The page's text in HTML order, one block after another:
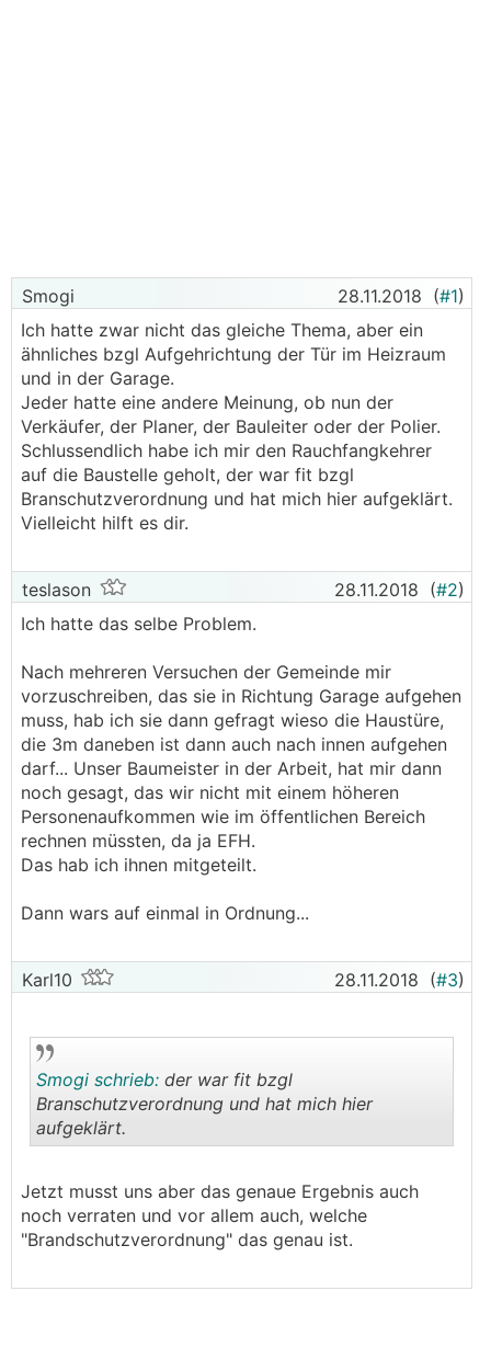
Smogi 28.11.2018 (#1)
Ich hatte zwar nicht das gleiche Thema, aber ein
ähnliches bzgl Aufgehrichtung der Tür im Heizraum
und in der Garage.
Jeder hatte eine andere Meinung, ob nun der
Verkäufer, der Planer, der Bauleiter oder der Polier.
Schlussendlich habe ich mir den Rauchfangkehrer
auf die Baustelle geholt, der war fit bzgl
Branschutzverordnung und hat mich hier aufgeklärt.
Vielleicht hilft es dir.
teslason 28.11.2018 (#2)
Ich hatte das selbe Problem.
Nach mehreren Versuchen der Gemeinde mir
vorzuschreiben, das sie in Richtung Garage aufgehen
muss, hab ich sie dann gefragt wieso die Haustüre,
die 3m daneben ist dann auch nach innen aufgehen
darf... Unser Baumeister in der Arbeit, hat mir dann
noch gesagt, das wir nicht mit einem höheren
Personenaufkommen wie im öffentlichen Bereich
rechnen müssten, da ja EFH.
Das hab ich ihnen mitgeteilt.
Dann wars auf einmal in Ordnung...
Karl10 28.11.2018 (#3)
Smogi schrieb: der war fit bzgl
Branschutzverordnung und hat mich hier
aufgeklärt.
Jetzt musst uns aber das genaue Ergebnis auch
noch verraten und vor allem auch, welche
"Brandschutzverordnung" das genau ist.